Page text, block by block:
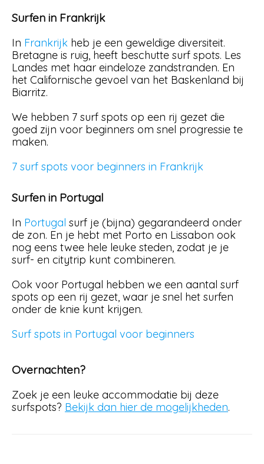
Surfen in Frankrijk
In Frankrijk heb je een geweldige diversiteit.
Bretagne is ruig, heeft beschutte surf spots. Les
Landes met haar eindeloze zandstranden. En
het Californische gevoel van het Baskenland bij
Biarritz.
We hebben 7 surf spots op een rij gezet die
goed zijn voor beginners om snel progressie te
maken.
7 surf spots voor beginners in Frankrijk
Surfen in Portugal
In Portugal surf je (bijna) gegarandeerd onder
de zon. En je hebt met Porto en Lissabon ook
nog eens twee hele leuke steden, zodat je je
surf- en citytrip kunt combineren.
Ook voor Portugal hebben we een aantal surf
spots op een rij gezet, waar je snel het surfen
onder de knie kunt krijgen.
Surf spots in Portugal voor beginners
Overnachten?
Zoek je een leuke accommodatie bij deze
surfspots? Bekijk dan hier de mogelijkheden.